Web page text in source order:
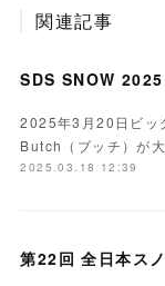
関連記事
SDS SNOW
2025年3月20日ビッ
Butch（ブッチ）が
2025.03.18 12:39